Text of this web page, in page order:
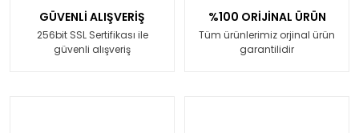
GÜVENLİ ALIŞVERİŞ
256bit SSL Sertifikası ile
güvenli alışveriş
%100 ORİJİNAL ÜRÜN
Tüm ürünlerimiz orjinal ürün
garantilidir